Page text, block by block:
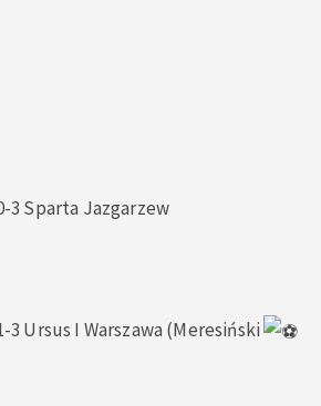
3 Sparta Jazgarzew
3 Ursus I Warszawa (Meresiński